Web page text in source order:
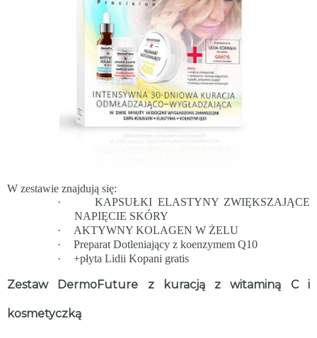
W zestawie znajdują się:
·
KAPSUŁKI ELASTYNY ZWIĘKSZAJĄCE
NAPIĘCIE SKÓRY
·
AKTYWNY KOLAGEN W ŻELU
·
Preparat Dotleniający z koenzymem Q10
·
+płyta Lidii Kopani gratis
Zestaw DermoFuture z kuracją z witaminą C i
kosmetyczką